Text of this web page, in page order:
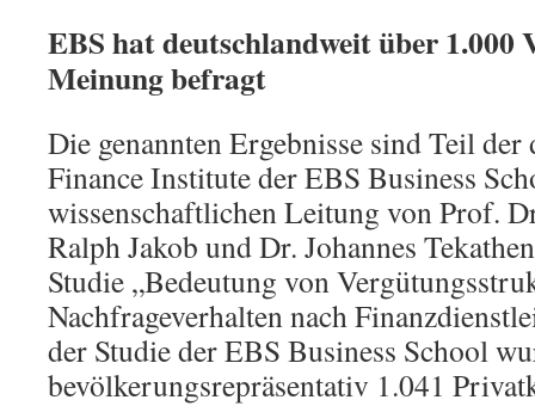
EBS hat deutschlandweit über
Meinung befragt
Die genannten Ergebnisse sind Teil
Finance Institute der EBS Business
wissenschaftlichen Leitung von Prof.
Ralph Jakob und Dr. Johannes
Studie „Bedeutung von
Nachfrageverhalten nach
der Studie der EBS Business School
bevölkerungsrepräsentativ 1.041